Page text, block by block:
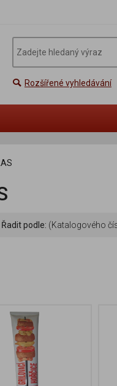
Rozšířené vyhledávání
Řadit podle: (Katalogového